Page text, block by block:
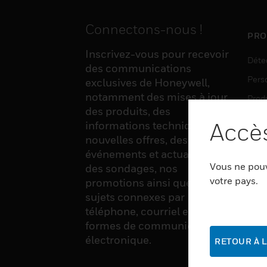
Connectons-nous !
Inscrivez-vous pour recevoir
des communications
exclusives de Honeywell,
notamment des mises à jour
des produits, des
informations techniques, de
nouvelles offres, des
événements et actualités,
des sondages, nos
promotions ainsi que divers
sujets connexes par
téléphone, courriel et autres
formes de communication
électronique.
Vous ne
votre pays.
RETOUR À